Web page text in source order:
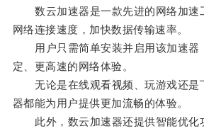
数云加速器是一款先进的网络加速
网络连接速度，加快数据传输速率。
用户只需简单安装并启用该加速器
定、更高速的网络体验。
无论是在线观看视频、玩游戏还是
器都能为用户提供更加流畅的体验。
此外，数云加速器还提供智能优化